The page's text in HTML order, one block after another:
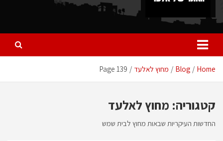
280 – חדשות אלעד
כל מה שחדש ומעניין באלעד
Home
Blog מחוץ לאלעד Page 139
קטגוריה: מחוץ לאלעד
החדשות העיקריות שבאות מחוץ לבית שמש